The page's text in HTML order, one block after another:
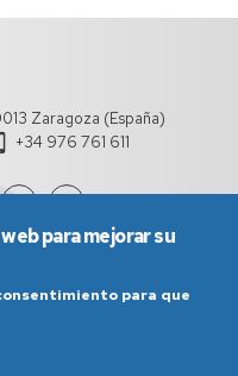
Zaragoza (España)
+34 976 761 611
para mejorar su
para que